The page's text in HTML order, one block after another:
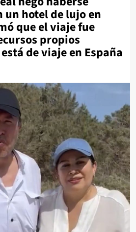
un hotel de lujo en
que el viaje fue
propios
de viaje en España